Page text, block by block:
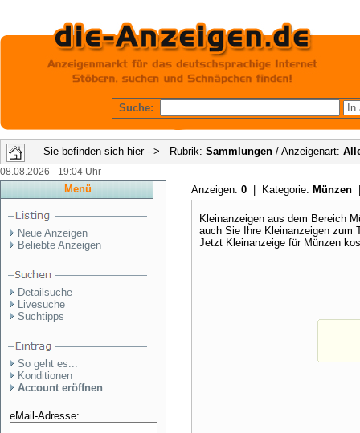
Suche:
Sie befinden sich hier --> Rubrik: Sammlungen / Anzeigenart:
08.08.2026 - 19:04 Uhr
Menü
Neue Anzeigen
Beliebte Anzeigen
Detailsuche
Livesuche
Suchtipps
So geht es...
Konditionen
Account eröffnen
eMail-Adresse:
Anzeigen: 0 | Kategorie: Münzen
Kleinanzeigen aus dem Bereich
auch Sie Ihre Kleinanzeigen zum
Jetzt Kleinanzeige für Münzen